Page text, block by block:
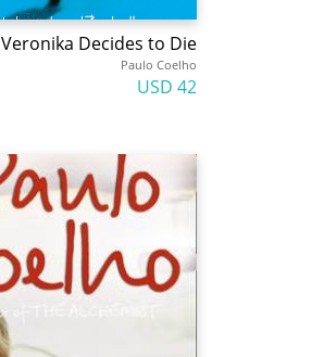
Veronika Decides to Die
Paulo Coelho
42 USD